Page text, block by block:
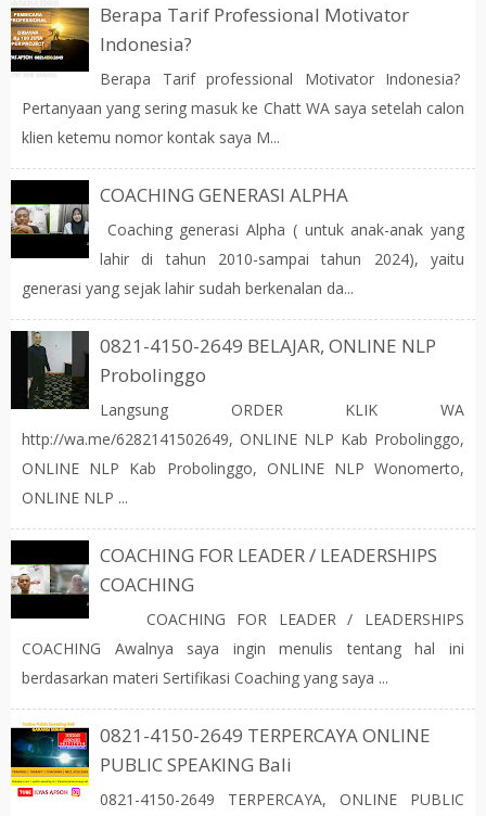
Berapa Tarif Professional Motivator
Indonesia?
Berapa Tarif professional Motivator Indonesia?
Pertanyaan yang sering masuk ke Chatt WA saya setelah calon
klien ketemu nomor kontak saya M...
COACHING GENERASI ALPHA
Coaching generasi Alpha ( untuk anak-anak yang
lahir di tahun 2010-sampai tahun 2024), yaitu
generasi yang sejak lahir sudah berkenalan da...
0821-4150-2649 BELAJAR, ONLINE NLP
Probolinggo
Langsung ORDER KLIK WA
http://wa.me/6282141502649, ONLINE NLP Kab Probolinggo,
ONLINE NLP Kab Probolinggo, ONLINE NLP Wonomerto,
ONLINE NLP ...
COACHING FOR LEADER / LEADERSHIPS
COACHING
COACHING FOR LEADER / LEADERSHIPS
COACHING Awalnya saya ingin menulis tentang hal ini
berdasarkan materi Sertifikasi Coaching yang saya ...
0821-4150-2649 TERPERCAYA ONLINE
PUBLIC SPEAKING Bali
0821-4150-2649 TERPERCAYA, ONLINE PUBLIC